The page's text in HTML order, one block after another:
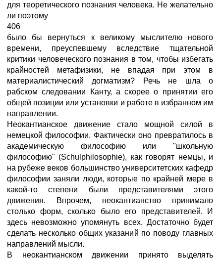
для теоретического познания человека. Не желательно
ли поэтому
406
было бы вернуться к великому мыслителю нового
времени, преуспевшему вследствие тщательной
критики человеческого познания в том, чтобы избегать
крайностей метафизики, не впадая при этом в
материалистический догматизм? Речь не шла о
рабском следовании Канту, а скорее о принятии его
общей позиции или установки и работе в избранном им
направлении.
Неокантианское движение стало мощной силой в
немецкой философии. Фактически оно превратилось в
академическую философию или "школьную
философию" (Schulphilosophie), как говорят немцы, и
на рубеже веков большинство университетских кафедр
философии заняли люди, которые по крайней мере в
какой-то степени были представителями этого
движения. Впрочем, неокантианство принимало
столько форм, сколько было его представителей. И
здесь невозможно упомянуть всех. Достаточно будет
сделать несколько общих указаний по поводу главных
направлений мысли.
В неокантианском движении принято выделять